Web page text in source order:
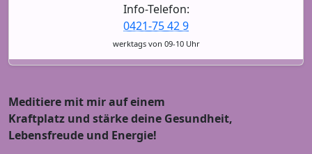
Info-Telefon:
0421-75 42 9
werktags von 09-10 Uhr
Meditiere mit mir auf einem
Kraftplatz und stärke deine Gesundheit,
Lebensfreude und Energie!